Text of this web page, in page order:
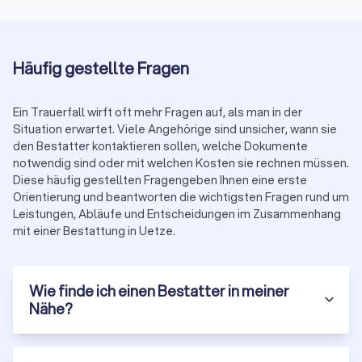
Die Kosten einer Bestattung hängen stark von der Art der
Grundsätzlich gilt:
Einfache Urnenbestattung
ab ca.
3.000 €
Klassische Erdbestattung mit
Trauerfeier
ab ca.
5.000 €
Zu den typischen Bestandteilen gehören:
Sarg oder Urne
Friedhofsgebühren
Häufig gestellte Fragen
Ein Trauerfall wirft oft mehr Fragen auf, als man in der
Situation erwartet. Viele Angehörige sind unsicher, wann sie
den Bestatter kontaktieren sollen, welche Dokumente
notwendig sind oder mit welchen Kosten sie rechnen müssen.
Diese häufig gestellten Fragengeben Ihnen eine erste
Orientierung und beantworten die wichtigsten Fragen rund um
Leistungen, Abläufe und Entscheidungen im Zusammenhang
mit einer Bestattung in Uetze.
Wie finde ich einen Bestatter in meiner
Nähe?